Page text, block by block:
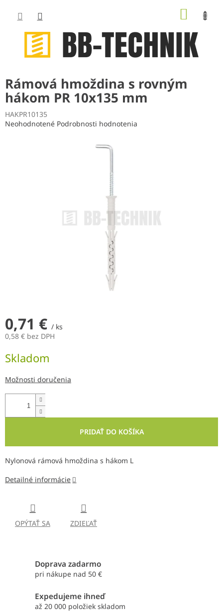
obsah
Rámová hmoždina s rovným
hákom PR 10x135 mm
HAKPR10135
Priemerné
Neohodnotené Podrobnosti hodnotenia
0,71 € / ks
0,58 € bez DPH
cena:
Skladom
Možnosti doručenia
PRIDAŤ DO KOŠÍKA
Nylonová rámová hmoždina s hákom L
Detailné informácie
OPÝTAŤ SA ZDIEĽAŤ
Doprava zadarmo
pri nákupe nad 50 €
Expedujeme ihneď
až 20 000 položiek skladom